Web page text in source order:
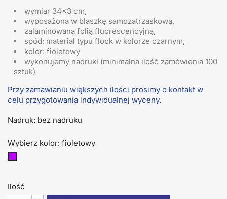
wymiar 34x3 cm,
wyposażona w blaszkę samozatrzaskową,
zalaminowana folią fluorescencyjną,
spód: materiał typu flock w kolorze czarnym,
kolor: fioletowy
wykonujemy nadruki (minimalna ilość zamówienia 100
sztuk)
Przy zamawianiu większych ilości prosimy o kontakt w
celu przygotowania indywidualnej wyceny.
Nadruk: bez nadruku
Wybierz kolor: fioletowy
Ilość